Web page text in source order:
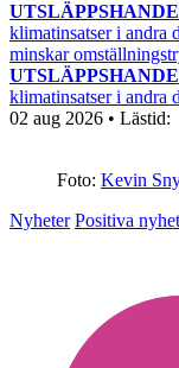
klimatinsatser i andra
minskar
klimatinsatser i andra
02 aug 2026 • Lästid:
Foto: Kevin
Nyheter Positiva